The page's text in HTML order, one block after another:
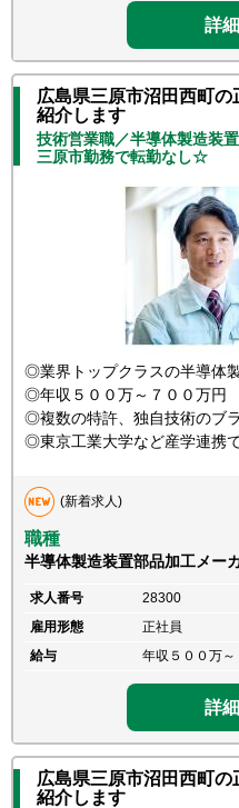
詳
広島県三原市沼田西町
紹介します
技術営業職／半導体製造装
三原市勤務で転勤なし☆
◎業界トップクラスの半導体
◎年収５００万～７００万円
◎複数の特許、独自技術のブ
◎東京工業大学など産学連携
(新着求人)
職種
半導体製造装置部品加工メー
求人番号
28300
雇用形態
正社員
給与
年収５００万～
詳
広島県三原市沼田西町
紹介します